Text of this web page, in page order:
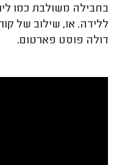
בחבילה משולבת כמו
ללידה. או, שילוב של
דולה פוסט פארטום.